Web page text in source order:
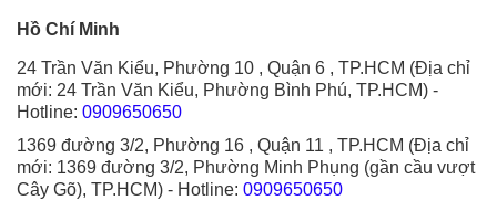
Hồ Chí Minh
24 Trần Văn Kiểu, Phường 10 , Quận 6 , TP.HCM (Địa chỉ
mới: 24 Trần Văn Kiểu, Phường Bình Phú, TP.HCM) -
Hotline: 0909650650
1369 đường 3/2, Phường 16 , Quận 11 , TP.HCM (Địa chỉ
mới: 1369 đường 3/2, Phường Minh Phụng (gần cầu vượt
Cây Gõ), TP.HCM) - Hotline: 0909650650